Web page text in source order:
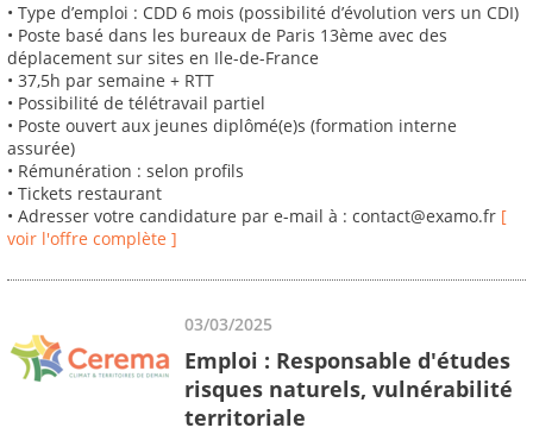
• Type d’emploi : CDD 6 mois (possibilité d’évolution vers un CDI)
• Poste basé dans les bureaux de Paris 13ème avec des
déplacement sur sites en Ile-de-France
• 37,5h par semaine + RTT
• Possibilité de télétravail partiel
• Poste ouvert aux jeunes diplômé(e)s (formation interne
assurée)
• Rémunération : selon profils
• Tickets restaurant
• Adresser votre candidature par e-mail à : contact@examo.fr [
voir l'offre complète ]
03/03/2025
Emploi : Responsable d'études
risques naturels, vulnérabilité
territoriale